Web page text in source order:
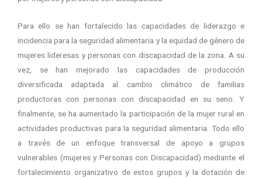
Para ello se han fortalecido las capacidades de liderazgo e
incidencia para la seguridad alimentaria y la equidad de género de
mujeres lideresas y personas con discapacidad de la zona. A su
vez, se han mejorado las capacidades de producción
diversificada adaptada al cambio climático de familias
productoras con personas con discapacidad en su seno. Y
finalmente, se ha aumentado la participación de la mujer rural en
actividades productivas para la seguridad alimentaria. Todo ello
a través de un enfoque transversal de apoyo a grupos
vulnerables (mujeres y Personas con Discapacidad) mediante el
fortalecimiento organizativo de estos grupos y la dotación de